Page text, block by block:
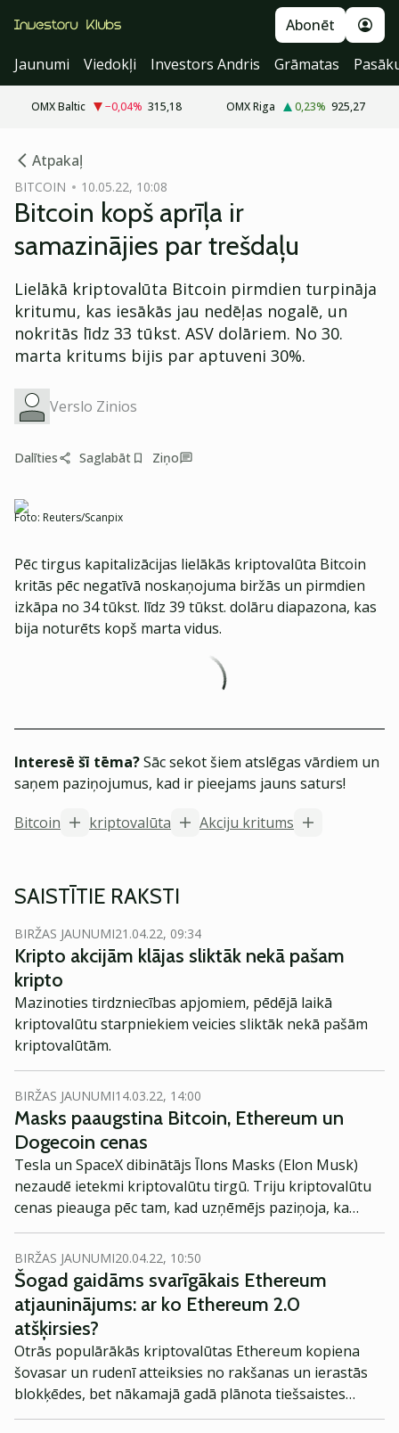
Abonēt
Jaunumi
Viedokļi Investors Andris Grāmatas
OMX Baltic −0,04% 315,18 OMX Riga 0,23% 925,27
Atpakaļ
BITCOIN 10.05.22, 10:08
Bitcoin kopš aprīļa ir
samazinājies par trešdaļu
Lielākā kriptovalūta Bitcoin pirmdien turpināja
kritumu, kas iesākās jau nedēļas nogalē, un
nokritās līdz 33 tūkst. ASV dolāriem. No 30.
marta kritums bijis par aptuveni 30%.
Verslo Zinios
Dalīties Saglabāt Ziņo
Foto: Reuters/Scanpix
Pēc tirgus kapitalizācijas lielākās kriptovalūta Bitcoin
kritās pēc negatīvā noskaņojuma biržās un pirmdien
izkāpa no 34 tūkst. līdz 39 tūkst. dolāru diapazona, kas
bija noturēts kopš marta vidus.
Interesē šī tēma?Sāc sekot šiem atslēgas vārdiem un
saņem paziņojumus, kad ir pieejams jauns saturs!
Bitcoin
kriptovalūta Akciju kritums
SAISTĪTIE RAKSTI
BIRŽAS JAUNUMI21.04.22, 09:34
Kripto akcijām klājas sliktāk nekā pašam
kripto
Mazinoties tirdzniecības apjomiem, pēdējā laikā
kriptovalūtu starpniekiem veicies sliktāk nekā pašām
kriptovalūtām.
BIRŽAS JAUNUMI14.03.22, 14:00
Masks paaugstina Bitcoin, Ethereum un
Dogecoin cenas
Tesla un SpaceX dibinātājs Īlons Masks (Elon Musk)
nezaudē ietekmi kriptovalūtu tirgū. Triju kriptovalūtu
cenas pieauga pēc tam, kad uzņēmējs paziņoja, ka
nepārdos savas kriptovalūtas pat augstās inflācijas
apstākļos.
BIRŽAS JAUNUMI20.04.22, 10:50
Šogad gaidāms svarīgākais Ethereum
atjauninājums: ar ko Ethereum 2.0
atšķirsies?
Otrās populārākās kriptovalūtas Ethereum kopiena
šovasar un rudenī atteiksies no rakšanas un ierastās
blokķēdes, bet nākamajā gadā plānota tiešsaistes
darījumu paātrināšama. Sagaidāms, ka pēc veiksmīgas